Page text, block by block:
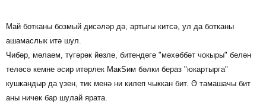
Май ботканы бозмый дисәләр дә, артыгы китсә, ул да ботканы
ашамаслык итә шул.
Чибәр, мөлаем, түгәрәк йөзле, битендәге "мәхәббәт чокыры" белән
теләсә кемне әсир итәрлек МакSим бәлки бераз "юкартырга"
кушкандыр да үзен, тик менә ни килеп чыккан бит. Ә тамашачы бит
аны ничек бар шулай ярата.